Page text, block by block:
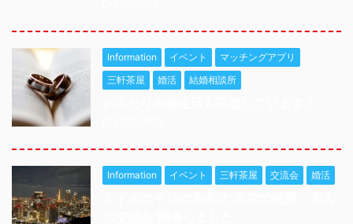
Information イベント
マッチングアプリ
三軒茶屋
婚活 結婚相談所
Information イベント 三軒茶屋 交流会 婚活